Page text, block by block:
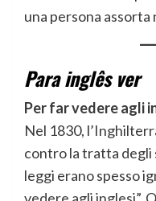
una persona
Para inglês ver
Per far vedere agli
Nel 1830,
contro la tratta degli
leggi erano spesso